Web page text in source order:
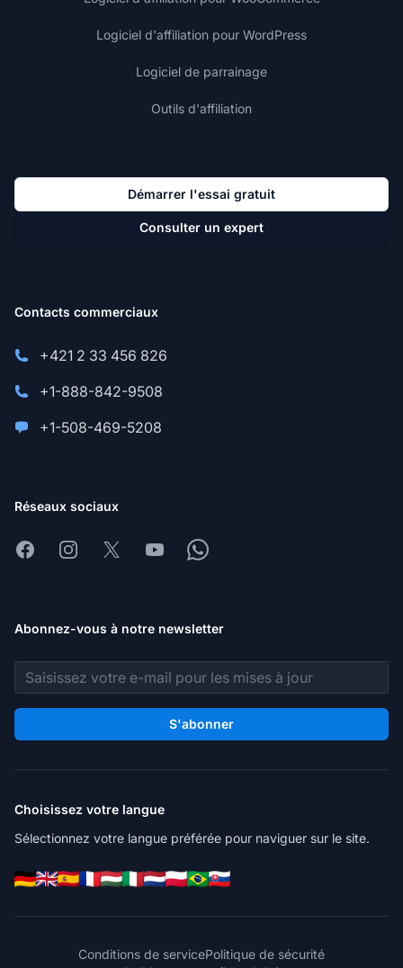
Logiciel d'affiliation pour WordPress
Logiciel de parrainage
Outils d'affiliation
Démarrer l'essai gratuit
Consulter un expert
Contacts commerciaux
+421 2 33 456 826
+1-888-842-9508
+1-508-469-5208
Réseaux sociaux
FacebookInstagram
X YoutubeWhatsapp
Abonnez-vous à notre newsletter
Adresse e-mail
S'abonner
Choisissez votre langue
Sélectionnez votre langue préférée pour naviguer sur le site.
Conditions de servicePolitique de sécurité